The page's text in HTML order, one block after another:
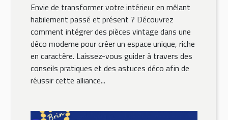
Envie de transformer votre intérieur en mêlant
habilement passé et présent ? Découvrez
comment intégrer des pièces vintage dans une
déco moderne pour créer un espace unique, riche
en caractère. Laissez-vous guider à travers des
conseils pratiques et des astuces déco afin de
réussir cette alliance...